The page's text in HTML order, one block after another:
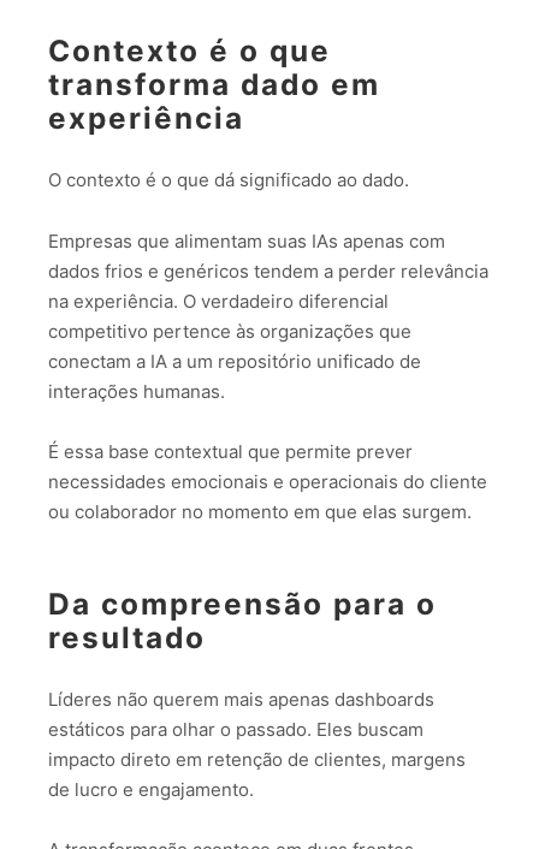
Contexto é o que
transforma dado em
experiência
O contexto é o que dá significado ao dado.
Empresas que alimentam suas IAs apenas com
dados frios e genéricos tendem a perder relevância
na experiência. O verdadeiro diferencial
competitivo pertence às organizações que
conectam a IA a um repositório unificado de
interações humanas.
É essa base contextual que permite prever
necessidades emocionais e operacionais do cliente
ou colaborador no momento em que elas surgem.
Da compreensão para o
resultado
Líderes não querem mais apenas dashboards
estáticos para olhar o passado. Eles buscam
impacto direto em retenção de clientes, margens
de lucro e engajamento.